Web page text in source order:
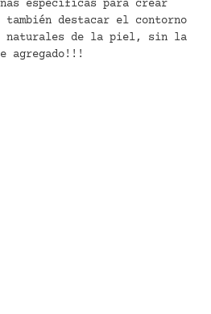
específicas para crear
destacar el contorno
naturales de la piel, sin la
agregado!!!